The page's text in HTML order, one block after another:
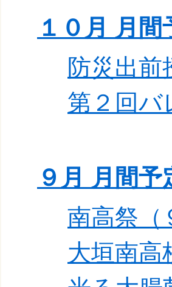
１０月 月間
防災出前
第２回バ
９月 月間予
南高祭（
大垣南高